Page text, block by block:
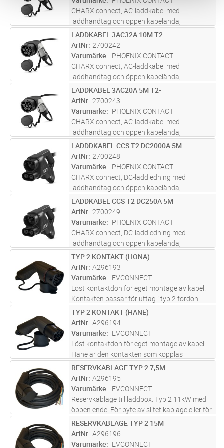
elektromobila la...läs mer
CHARX connect, AC-laddkabel med
laddhandtag och öppen kabelända,
Kapslingsfärg svart-grå, för laddning med
växelström (AC) av elfordon (EV) med
fordonsintag typ 2, för installation i
elektromobila la...läs mer
ST Lägg i kundvagn
LADDKABEL 3AC32A 10M T2-
ArtNr 2700242
Varumärke
PHOENIX CONTACT
CHARX connect, AC-laddkabel med
laddhandtag och öppen kabelända,
Kapslingsfärg svart-grå, för laddning med
växelström (AC) av elfordon (EV) med
fordonsintag typ 2, för installation i
elektromobila la...läs mer
ST Lägg i kundvagn
LADDKABEL 3AC20A 5M T2-
ArtNr 2700243
Varumärke
PHOENIX CONTACT
CHARX connect, AC-laddkabel med
laddhandtag och öppen kabelända,
Kapslingsfärg svart-grå, för laddning med
växelström (AC) av elfordon (EV) med
fordonsintag typ 2, för installation i
elektromobila la...läs mer
ST Lägg i kundvagn
LADDDKABEL CCS T2 DC2000A 5M
ArtNr 2700248
Varumärke
PHOENIX CONTACT
CHARX connect, DC-laddledning med
laddhandtag och öppen kabelända,
Kapslingsfärg svart-svart, med utbytbar ram
för kontaktens front (mating face), med
ansluten PP-kontakt, till laddning av elfordon
(...läs mer
ST Lägg i kundvagn
LADDKABEL CCS T2 DC250A 5M
ArtNr 2700249
Varumärke
PHOENIX CONTACT
CHARX connect, DC-laddledning med
laddhandtag och öppen kabelända,
Kapslingsfärg svart-svart, med utbytbar ram
för kontaktens front (mating face), med
ansluten PP-kontakt, till laddning av elfordon
( ...läs mer
ST Lägg i kundvagn
TYP 2 KONTAKT (HONA)
ArtNr A296193
Varumärke
EVCONNECT
Löst kontaktdon för eget montage av kabel.
Kontakten passar för uttag i typ 2 fordon.
ST Lägg i kundvagn
TYP 2 KONTAKT (HANE)
ArtNr A296194
Varumärke
EVCONNECT
Löst kontaktdon för eget montage av kabel.
Hane är den kontakten som kopplas i
laddpunkten.
ST Lägg i kundvagn
RESERVKABLAGE TYP 2 7,5M
ArtNr A296195
Varumärke
EVCONNECT
Reservkablage till laddbox. Typ 2 11kW med
öppen ende. För byte av slitet kablage eller för
behov av längre kabel. Bytes enkelt av behörig
elektriker. Passar de flesta laddboxar där
kabelbyte är möj...läs mer
ST Lägg i kundvagn
RESERVKABLAGE TYP 2 15M
ArtNr A296196
Varumärke
EVCONNECT